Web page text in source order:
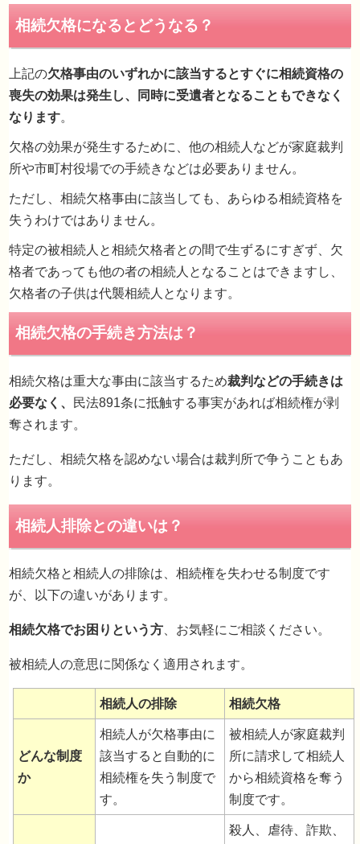
5 相続に関する被相続人の遺言書を偽造、変造、
棄、または隠匿した者
相続欠格になるとどうなる？
上記の欠格事由のいずれかに該当するとすぐに相続資格の
喪失の効果は発生し、同時に受遺者となることもできなく
なります。
欠格の効果が発生するために、他の相続人などが家庭裁判
所や市町村役場での手続きなどは必要ありません。
ただし、相続欠格事由に該当しても、あらゆる相続資格を
失うわけではありません。
特定の被相続人と相続欠格者との間で生ずるにすぎず、欠
格者であっても他の者の相続人となることはできますし、
欠格者の子供は代襲相続人となります。
相続欠格の手続き方法は？
相続欠格は重大な事由に該当するため裁判などの手続きは
必要なく、
民法891条に抵触する事実があれば相続権が剥
奪されます。
ただし、相続欠格を認めない場合は裁判所で争うこともあ
ります。
相続人排除との違いは？
相続欠格と相続人の排除は、相続権を失わせる制度です
が、以下の違いがあります。
相続欠格でお困りという方 、お気軽にご相談ください。
被相続人の意思に関係なく適用されます。
相続人の排除 相続欠格
どんな制度
か
相続人が欠格事由に
該当すると自動的に
相続権を失う制度で
す。
被相続人が家庭裁判
所に請求して相続人
から相続資格を奪う
制度です。
殺人、虐待、詐欺、